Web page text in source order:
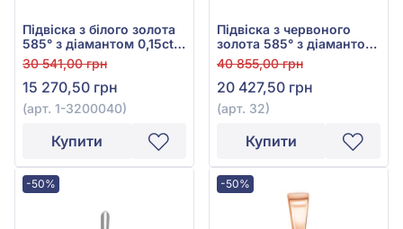
Підвіска з білого золота
585° з діамантом 0,15ct,
арт. 1-3200040
30 541,00 грн
15 270,50 грн
(арт. 1-3200040)
Купити
Підвіска з червоного
золота 585° з діамантом
0,14ct, арт. 32
40 855,00 грн
20 427,50 грн
(арт. 32)
Купити
-50% -50%